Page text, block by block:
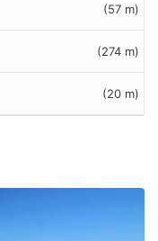
(57 m)
(274 m)
(20 m)